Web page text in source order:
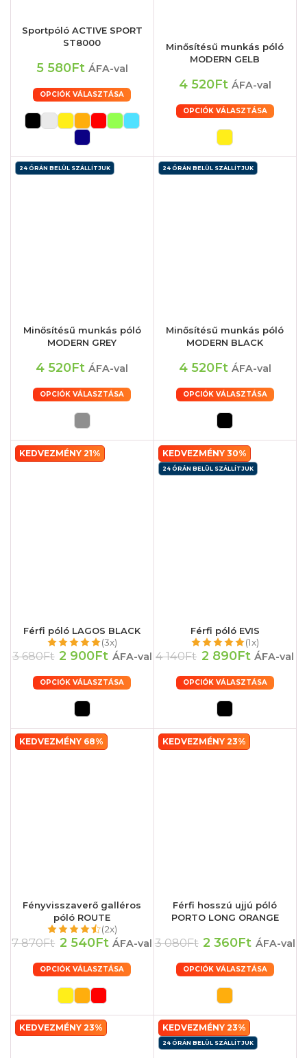
Sportpóló ACTIVE SPORT
ST8000
5 580Ft ÁFA-val
OPCIÓK VÁLASZTÁSA
Minősítésű munkás póló
MODERN GELB
4 520Ft ÁFA-val
OPCIÓK VÁLASZTÁSA
24 ÓRÁN BELÜL SZÁLLÍTJUK
Minősítésű munkás póló
MODERN GREY
4 520Ft ÁFA-val
OPCIÓK VÁLASZTÁSA
24 ÓRÁN BELÜL SZÁLLÍTJUK
Minősítésű munkás póló
MODERN BLACK
4 520Ft ÁFA-val
OPCIÓK VÁLASZTÁSA
KEDVEZMÉNY 21%
Férfi póló LAGOS BLACK
(3x)
3 680Ft 2 900Ft ÁFA-val
OPCIÓK VÁLASZTÁSA
KEDVEZMÉNY 30%
24 ÓRÁN BELÜL SZÁLLÍTJUK
Férfi póló EVIS
(1x)
4 140Ft 2 890Ft ÁFA-val
OPCIÓK VÁLASZTÁSA
KEDVEZMÉNY 68%
Fényvisszaverő galléros
póló ROUTE
(2x)
7 870Ft 2 540Ft ÁFA-val
OPCIÓK VÁLASZTÁSA
KEDVEZMÉNY 23%
Férfi hosszú ujjú póló
PORTO LONG ORANGE
3 080Ft 2 360Ft ÁFA-val
OPCIÓK VÁLASZTÁSA
KEDVEZMÉNY 23% KEDVEZMÉNY 23%
24 ÓRÁN BELÜL SZÁLLÍTJUK